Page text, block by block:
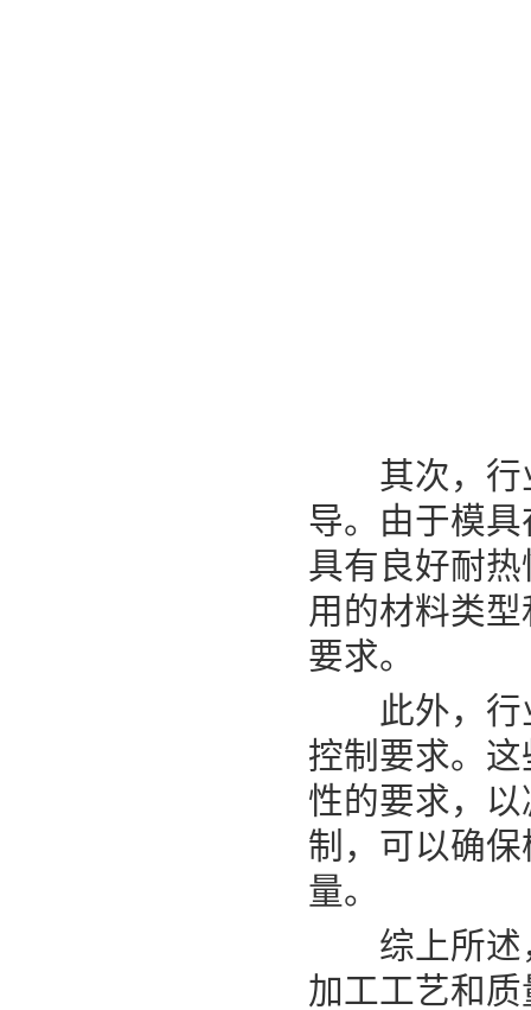
其次，行业
导。由于模
具有良好耐
用的材料类
要求。
此外，行业
控制要求。
性的要求，
制，可以确
量。
综上所述，
加工工艺和